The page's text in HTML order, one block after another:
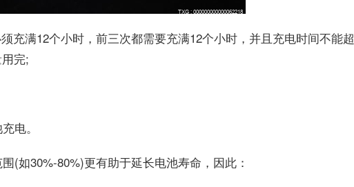
充满12个小时，前三次都需要充满12个小时，并且充电时间不能超
完;
电。
(如30%-80%)更有助于延长电池寿命，因此：